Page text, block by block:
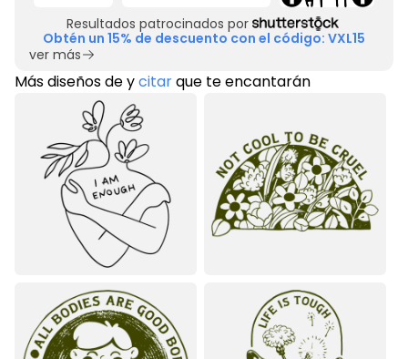
Resultados patrocinados por
Obtén un 15% de descuento con el código: VXL15
ver más
Más diseños deycitarque te encantarán